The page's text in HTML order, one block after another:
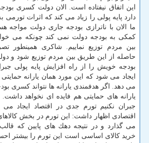
این اتفاق نیفتاده است. الان دولت كسری
دارد پایه پولی را زیاد می كند كه اثرات تورمی
ما الان با ناترازی بودجه جاری دولت مواجه
كمكی به بودجه دولت نمی كند چونكه می
بین مردم توزیع نماییم. شاكری همینطور
حاصله از این طریق بین مردم توزیع شود و
بودجه خویش را از راه افزایش پایه پولی
ایجاد می شود كه این مورد همان یارانه
می دهد. اگر هدفمندی یارانه ها نتواند كسری
یارانه های حمایتی هم فایده ای نخواهد
جبران نكنیم تورم جدی در اقتصاد ایجاد
اقتصادی اظهار داشت: این تورم در بخش
می گذارد و در نتیجه دهك های پایین كه
خرید كالای اساسی است این تورم را بیشتر